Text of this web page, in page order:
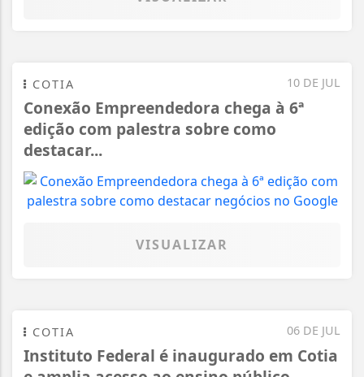
10 DE JUL
COTIA
Conexão Empreendedora chega à 6ª
edição com palestra sobre como
destacar...
VISUALIZAR
06 DE JUL
COTIA
Instituto Federal é inaugurado em Cotia